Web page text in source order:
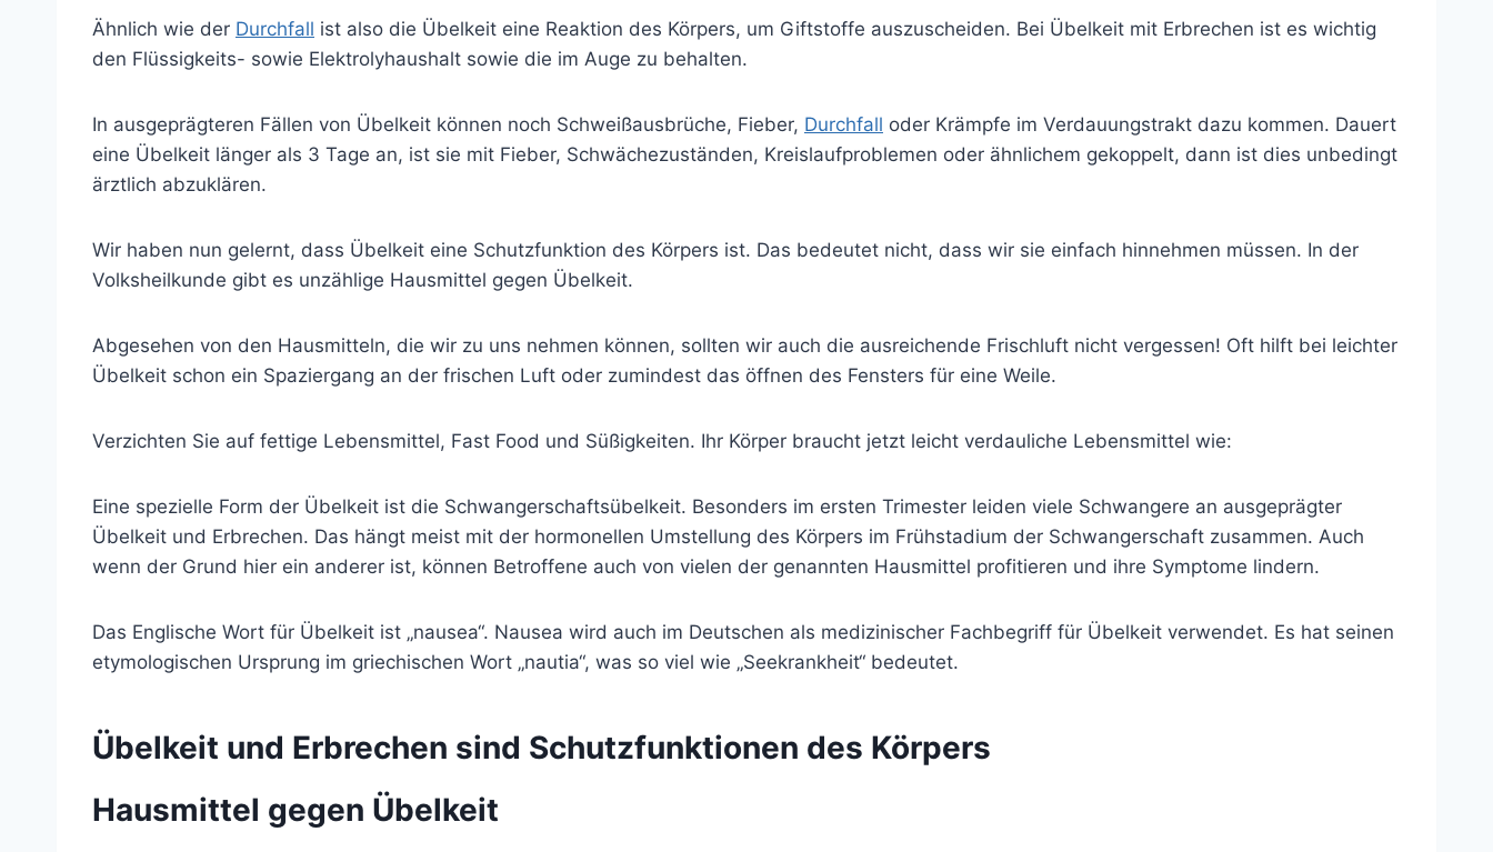
Ähnlich wie der Durchfall ist also die Übelkeit eine Reaktion des Körpers, um Giftstoffe auszuscheiden. Bei Übelkeit mit Erbrechen ist es wichtig
den Flüssigkeits- sowie Elektrolyhaushalt sowie die im Auge zu behalten.
In ausgeprägteren Fällen von Übelkeit können noch Schweißausbrüche, Fieber, Durchfall oder Krämpfe im Verdauungstrakt dazu kommen. Dauert
eine Übelkeit länger als 3 Tage an, ist sie mit Fieber, Schwächezuständen, Kreislaufproblemen oder ähnlichem gekoppelt, dann ist dies unbedingt
ärztlich abzuklären.
Wir haben nun gelernt, dass Übelkeit eine Schutzfunktion des Körpers ist. Das bedeutet nicht, dass wir sie einfach hinnehmen müssen. In der
Volksheilkunde gibt es unzählige Hausmittel gegen Übelkeit.
Abgesehen von den Hausmitteln, die wir zu uns nehmen können, sollten wir auch die ausreichende Frischluft nicht vergessen! Oft hilft bei leichter
Übelkeit schon ein Spaziergang an der frischen Luft oder zumindest das öffnen des Fensters für eine Weile.
Verzichten Sie auf fettige Lebensmittel, Fast Food und Süßigkeiten. Ihr Körper braucht jetzt leicht verdauliche Lebensmittel wie:
Eine spezielle Form der Übelkeit ist die Schwangerschaftsübelkeit. Besonders im ersten Trimester leiden viele Schwangere an ausgeprägter
Übelkeit und Erbrechen. Das hängt meist mit der hormonellen Umstellung des Körpers im Frühstadium der Schwangerschaft zusammen. Auch
wenn der Grund hier ein anderer ist, können Betroffene auch von vielen der genannten Hausmittel profitieren und ihre Symptome lindern.
Das Englische Wort für Übelkeit ist „nausea“. Nausea wird auch im Deutschen als medizinischer Fachbegriff für Übelkeit verwendet. Es hat seinen
etymologischen Ursprung im griechischen Wort „nautia“, was so viel wie „Seekrankheit“ bedeutet.
Übelkeit und Erbrechen sind Schutzfunktionen des Körpers
Hausmittel gegen Übelkeit